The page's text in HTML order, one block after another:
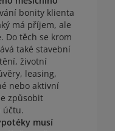
bonity klienta
má příjem, ale
Do těch se krom
také stavební
životní
leasing,
nebo aktivní
způsobit
účtu.
musí